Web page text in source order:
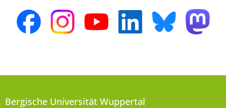
Bergische Universität Wuppertal